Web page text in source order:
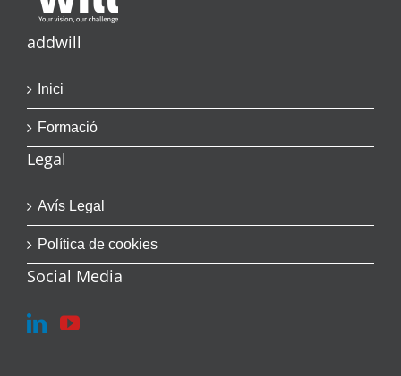
addwill
Inici
Formació
Legal
Avís Legal
Política de cookies
Social Media